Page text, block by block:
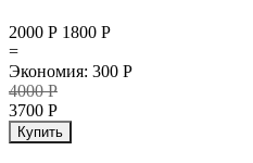
2000 Р 1800 Р
=
Экономия: 300 Р
4000Р
3700 Р
Купить